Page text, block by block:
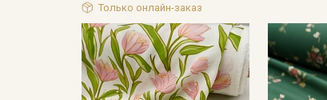
Только онлайн-заказ